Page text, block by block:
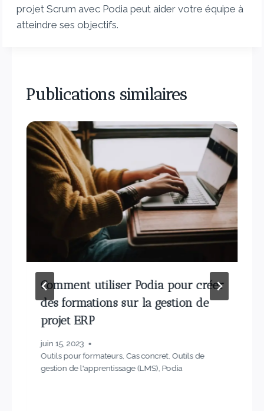
projet Scrum avec Podia peut aider votre équipe à
atteindre ses objectifs.
Publications similaires
Comment utiliser Podia pour créer
des formations sur la gestion de
projet ERP
juin 15, 2023
Outils pour formateurs, Cas concret, Outils de
gestion de l'apprentissage (LMS) Podia